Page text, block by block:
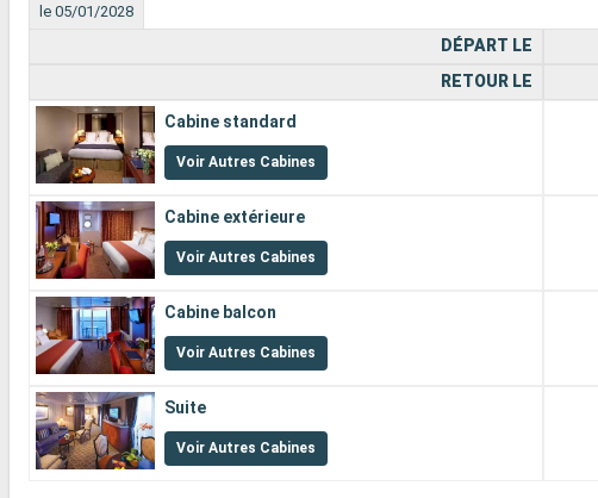
le 05/01/2028
DÉPART LE
RETOUR LE
Cabine standard
Voir Autres Cabines
Cabine extérieure
Voir Autres Cabines
Cabine balcon
Voir Autres Cabines
Suite
Voir Autres Cabines